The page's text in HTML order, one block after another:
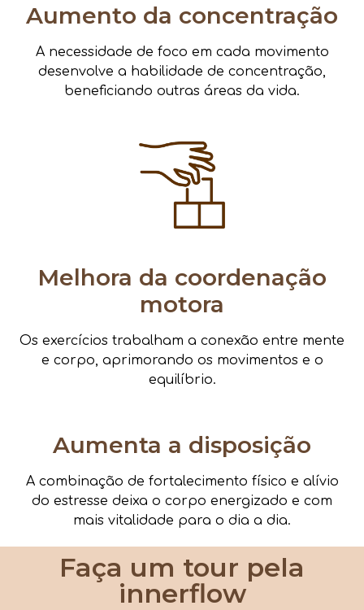
Aumento da concentração
A necessidade de foco em cada movimento
desenvolve a habilidade de concentração,
beneficiando outras áreas da vida.
Melhora da coordenação
motora
Os exercícios trabalham a conexão entre mente
e corpo, aprimorando os movimentos e o
equilíbrio.
Aumenta a disposição
A combinação de fortalecimento físico e alívio
do estresse deixa o corpo energizado e com
mais vitalidade para o dia a dia.
Faça um tour pela
innerflow